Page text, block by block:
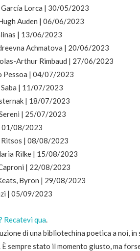
García Lorca | 30/05/2023
Auden | 06/06/2023
| 13/06/2023
Achmatova | 20/06/2023
Arthur Rimbaud | 27/06/2023
Pessoa | 04/07/2023
| 11/07/2023
| 18/07/2023
| 25/07/2023
01/08/2023
Ritsos | 08/08/2023
Rilke | 15/08/2023
| 22/08/2023
Byron | 29/08/2023
| 05/09/2023
Recatevi qua.
di una bibliotechina poetica a noi, in
sempre stato il momento giusto, ma